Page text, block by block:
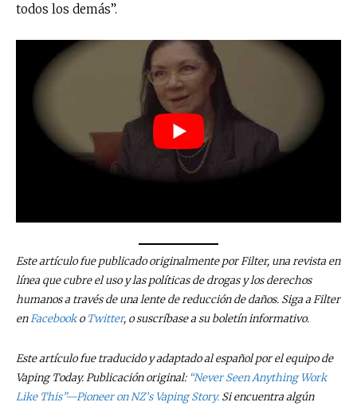
todos los demás”.
Este artículo fue publicado originalmente por Filter, una revista en
línea que cubre el uso y las políticas de drogas y los derechos
humanos a través de una lente de reducción de daños. Siga a Filter
enFacebooko Twitter, o suscríbase a su boletín informativo.
Este artículo fue traducido y adaptado al español por el equipo de
Vaping Today. Publicación original: “Never Seen Anything Work
Like This”—Pioneer on NZ’s Vaping Story. Si encuentra algún